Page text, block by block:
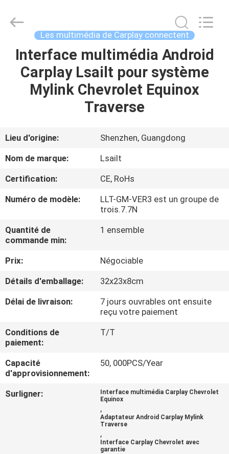
MAISON
PRODUITS
AU
DE
NOUS
VISITE
D'USINE
CONTRÔLE
DE
NOUS
Automobile
Electron
Reserved.
Les multimédia de Carplay connectent
Interface multimédia Android
Carplay Lsailt pour système
Mylink Chevrolet Equinox
Traverse
Lieu d'origine:
Shenzhen, Guangdong
Nom de marque:
Lsailt
Certification:
CE, RoHs
Numéro de modèle:
LLT-GM-VER3 est un groupe de
trois.7.7N
Quantité de
commande min:
1 ensemble
Prix:
Négociable
Détails d'emballage:
32x23x8cm
Délai de livraison:
7 jours ouvrables ont ensuite
reçu votre paiement
Conditions de
paiement:
T/T
Capacité
d'approvisionnement:
50, 000PCS/Year
Surligner:
Interface multimédia Carplay Chevrolet
Equinox
,
Adaptateur Android Carplay Mylink
Traverse
,
Interface Carplay Chevrolet avec
garantie